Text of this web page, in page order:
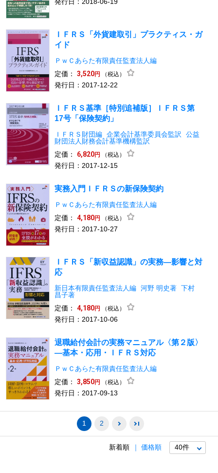
ＩＦＲＳ「外貨建取引」プラクティス・ガ
イド
ＰｗＣあらた有限責任監査法人編
定価：
3,520円 （税込）
発行日：2017-12-22
ＩＦＲＳ基準［特別追補版］ＩＦＲＳ第
17号「保険契約」
ＩＦＲＳ財団編 企業会計基準委員会監訳
公益
財団法人財務会計基準機構監訳
定価：
6,820円 （税込）
発行日：2017-12-15
実務入門ＩＦＲＳの新保険契約
ＰｗＣあらた有限責任監査法人編
定価：
4,180円 （税込）
発行日：2017-10-27
ＩＦＲＳ「新収益認識」の実務―影響と対
応
新日本有限責任監査法人編 河野 明史著 下村
昌子著
定価：
4,180円 （税込）
発行日：2017-10-06
退職給付会計の実務マニュアル〈第２版〉
―基本・応用・ＩＦＲＳ対応
ＰｗＣあらた有限責任監査法人編
定価：
3,850円 （税込）
発行日：2017-09-13
1 2
新着順 価格順